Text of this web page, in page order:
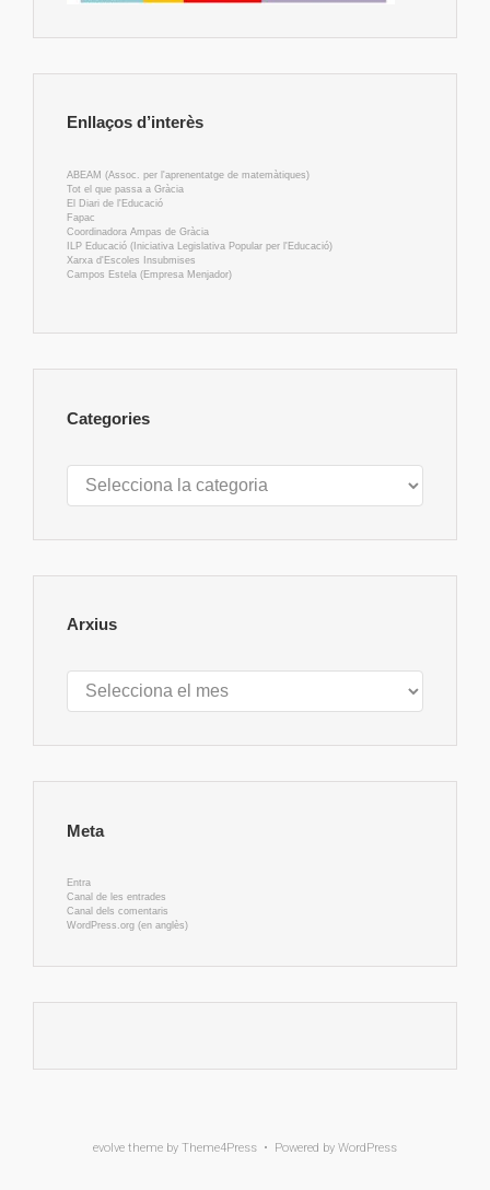
Enllaços d’interès
ABEAM (Assoc. per l'aprenentatge de matemàtiques)
Tot el que passa a Gràcia
El Diari de l'Educació
Fapac
Coordinadora Ampas de Gràcia
ILP Educació (Iniciativa Legislativa Popular per l'Educació)
Xarxa d'Escoles Insubmises
Campos Estela (Empresa Menjador)
Categories
Categories
Arxius
Arxius
Meta
Entra
Canal de les entrades
Canal dels comentaris
WordPress.org (en anglès)
evolve theme by Theme4Press • Powered by WordPress